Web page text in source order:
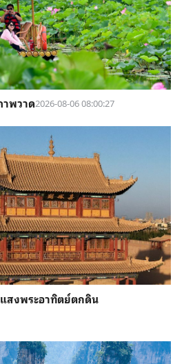
พวาด2026-08-06 08:00:27
สงพระอาทิตย์ตกดิน